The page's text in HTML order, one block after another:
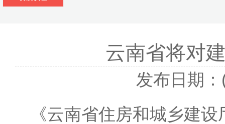
云南省将对
发布日期
《云南省住房和城乡建